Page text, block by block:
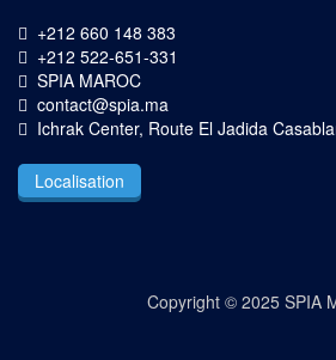
+212 660 148 383
+212 522-651-331
SPIA MAROC
contact@spia.ma
Ichrak Center, Route El Jadida
Localisation
Copyright © 2025 SPIA